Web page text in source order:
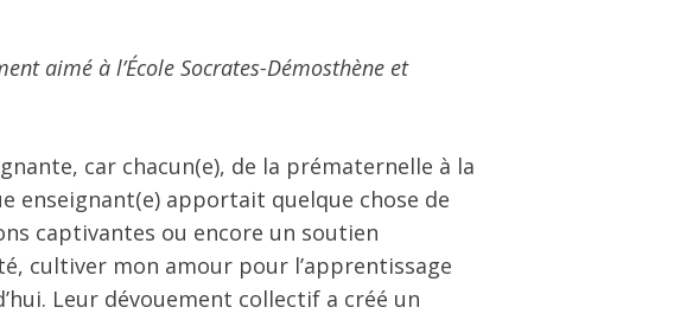
aimé à l’École Socrates-Démosthène et
car chacun(e), de la prématernelle à la
enseignant(e) apportait quelque chose de
captivantes ou encore un soutien
cultiver mon amour pour l’apprentissage
Leur dévouement collectif a créé un